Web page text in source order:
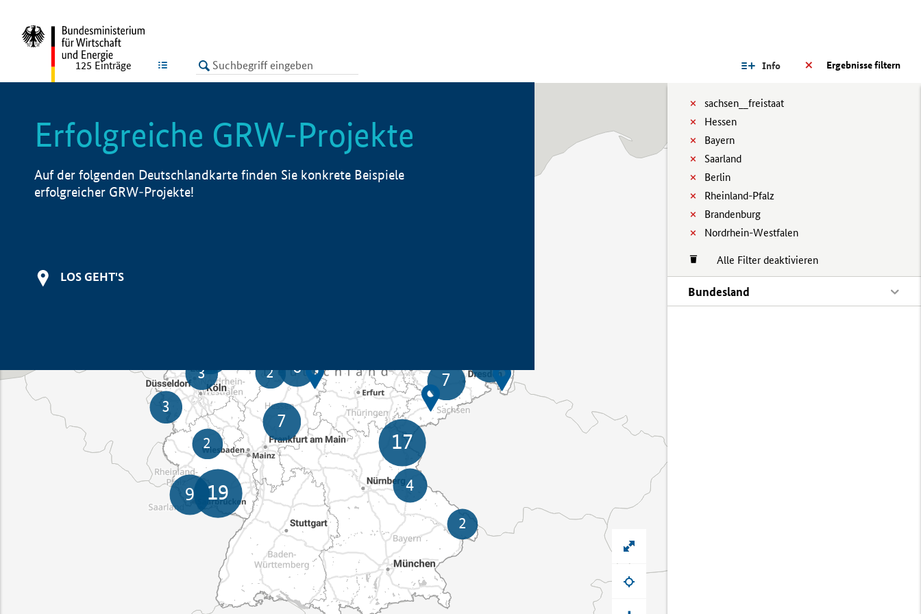
LISTE Ergebnisse filtern
Info
sachsen__freistaat
Hessen
Bayern
Saarland
Berlin
Rheinland-Pfalz
Brandenburg
Nordrhein-Westfalen
Alle Filter deaktivieren
Bundesland
125 Einträge
Erfolgreiche GRW-Projekte
Auf der folgenden Deutschlandkarte finden Sie konkrete Beispiele
erfolgreicher GRW-Projekte!
LOS GEHT'S